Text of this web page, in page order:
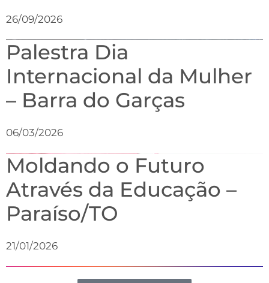
26/09/2026
Palestra Dia
Internacional da Mulher
– Barra do Garças
06/03/2026
Moldando o Futuro
Através da Educação –
Paraíso/TO
21/01/2026